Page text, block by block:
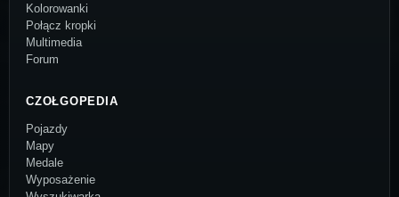
Kolorowanki
Połącz kropki
Multimedia
Forum
CZOŁGOPEDIA
Pojazdy
Mapy
Medale
Wyposażenie